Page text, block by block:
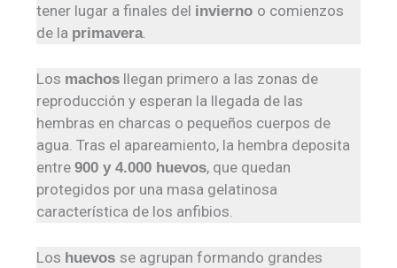
tener lugar a finales del invierno o comienzos
de la primavera.
Los machos llegan primero a las zonas de
reproducción y esperan la llegada de las
hembras en charcas o pequeños cuerpos de
agua. Tras el apareamiento, la hembra deposita
entre900 y 4.000 huevos, que quedan
protegidos por una masa gelatinosa
característica de los anfibios.
Los huevosse agrupan formando grandes